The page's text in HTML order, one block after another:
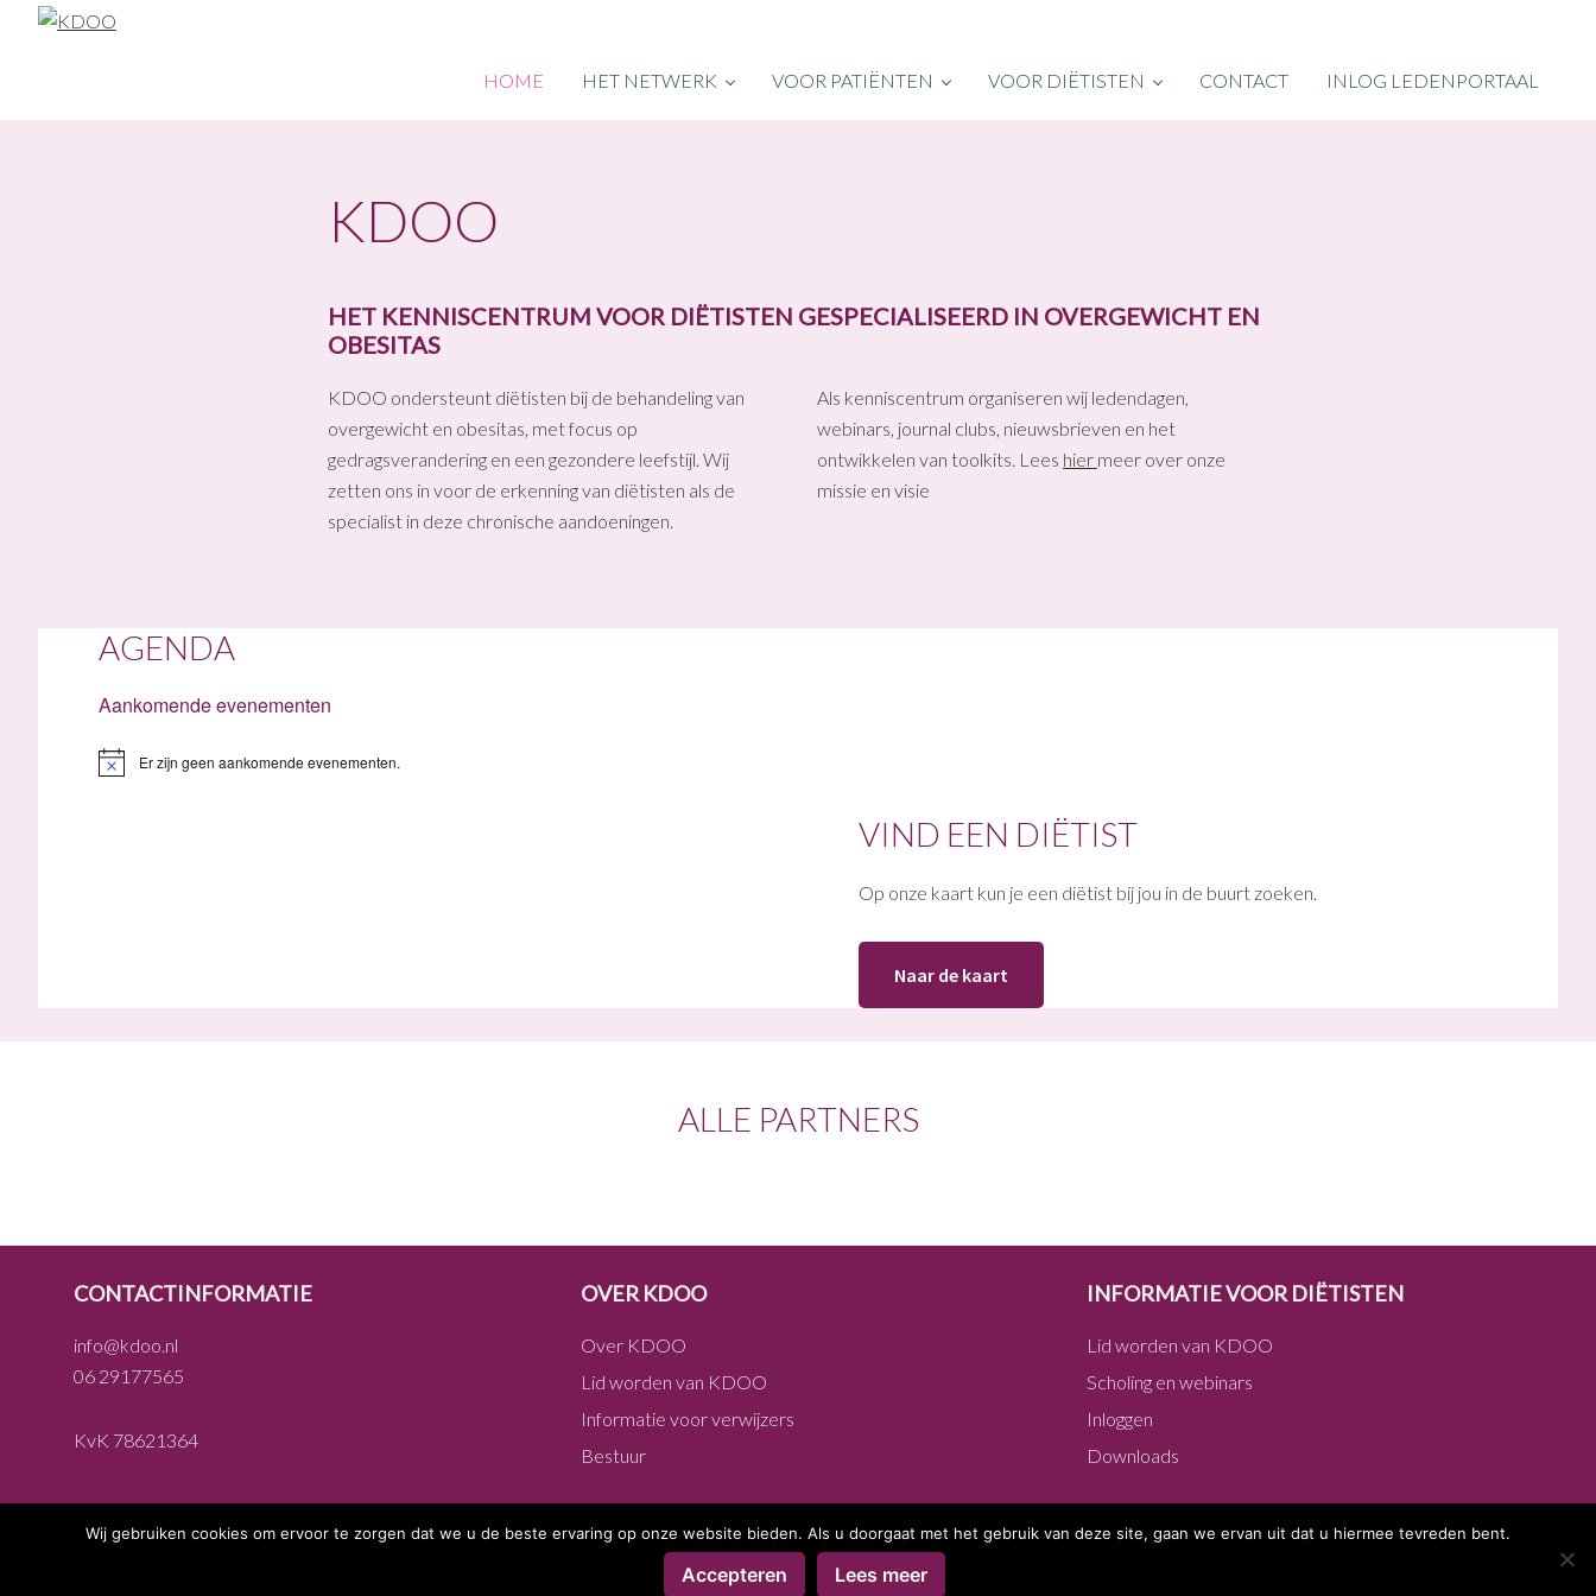
HOME HET NETWERK VOOR PATIËNTEN VOOR DIËTISTEN CONTACT INLOG LEDENPORTAAL
KDOO
HET KENNISCENTRUM VOOR DIËTISTEN GESPECIALISEERD IN OVERGEWICHT EN
OBESITAS
KDOO ondersteunt diëtisten bij de behandeling van
overgewicht en obesitas, met focus op
gedragsverandering en een gezondere leefstijl. Wij
zetten ons in voor de erkenning van diëtisten als de
specialist in deze chronische aandoeningen.
Als kenniscentrum organiseren wij ledendagen,
webinars, journal clubs, nieuwsbrieven en het
ontwikkelen van toolkits. Lees hier meer over onze
missie en visie
AGENDA
Aankomende evenementen
B
Er zijn geen aankomende evenementen.
VIND EEN DIËTIST
Op onze kaart kun je een diëtist bij jou in de buurt zoeken.
Naar de kaart
ALLE PARTNERS
FOOTERCONTACTINFORMATIE
info@kdoo.nl
06 29177565
KvK 78621364
OVER KDOO
Over KDOO
Lid worden van KDOO
Informatie voor verwijzers
Bestuur
INFORMATIE VOOR DIËTISTEN
Lid worden van KDOO
Scholing en webinars
Inloggen
Downloads
Copyright © 2026 KDOO ·Algemene voorwaarden·Privacy verklaring
Wij gebruiken cookies om ervoor te zorgen dat we u de beste ervaring op onze website bieden. Als u doorgaat met het gebruik van deze site, gaan we ervan uit dat u hiermee tevreden bent.
Accepteren Lees meer